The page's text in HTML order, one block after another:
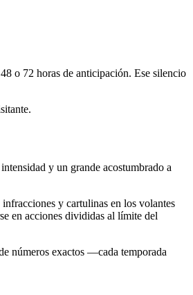
o 72 horas de anticipación. Ese silencio
y un grande acostumbrado a
y cartulinas en los volantes
en acciones divididas al límite del
números exactos —cada temporada